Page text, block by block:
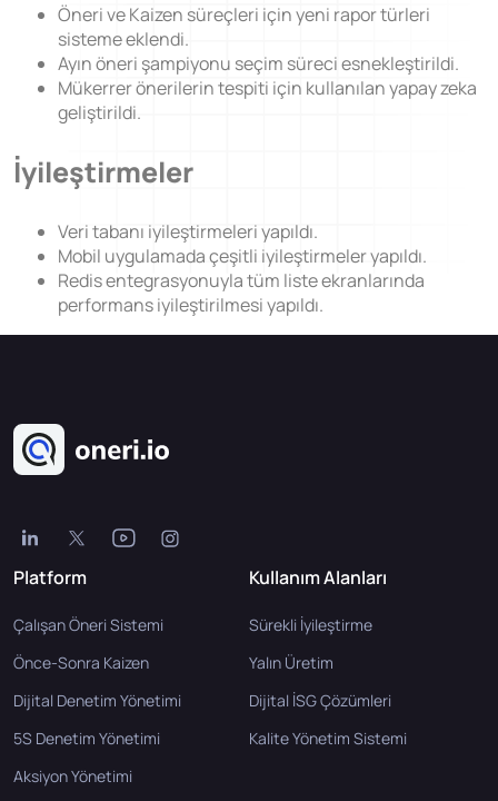
TPM Hata Kartı
Müşteri Talep Yönetimi
Danışmanlık
Kaynaklar
Blog
Webinar
E-Kitaplar
Başarı Hikayeleri
Referanslar
Öneri ve Kaizen süreçleri için yeni rapor türleri
sisteme eklendi.
Ayın öneri şampiyonu seçim süreci esnekleştirildi.
Mükerrer önerilerin tespiti için kullanılan yapay zeka
geliştirildi.
İyileştirmeler
Veri tabanı iyileştirmeleri yapıldı.
Mobil uygulamada çeşitli iyileştirmeler yapıldı.
Redis entegrasyonuyla tüm liste ekranlarında
performans iyileştirilmesi yapıldı.
Platform
Çalışan Öneri Sistemi
Önce-Sonra Kaizen
Dijital Denetim Yönetimi
5S Denetim Yönetimi
Aksiyon Yönetimi
Kullanım Alanları
Sürekli İyileştirme
Yalın Üretim
Dijital İSG Çözümleri
Kalite Yönetim Sistemi